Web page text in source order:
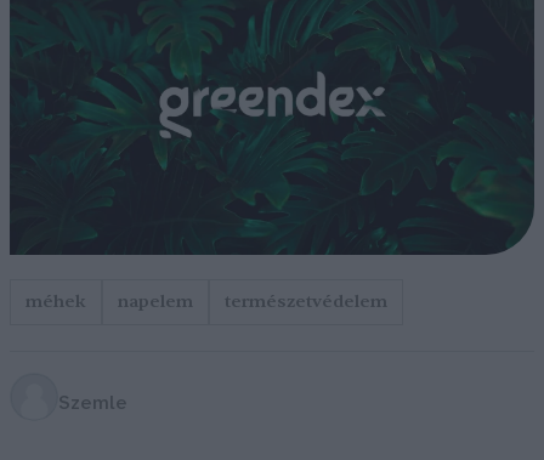
méhek napelem természetvédelem
Szemle